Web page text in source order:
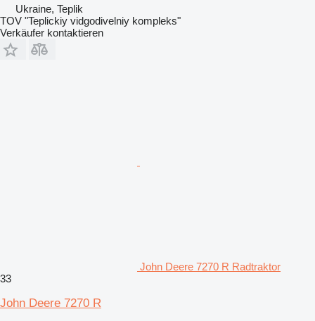
Ukraine, Teplik
TOV "Teplickiy vidgodivelniy kompleks"
Verkäufer kontaktieren
John Deere 7270 R Radtraktor
33
John Deere 7270 R